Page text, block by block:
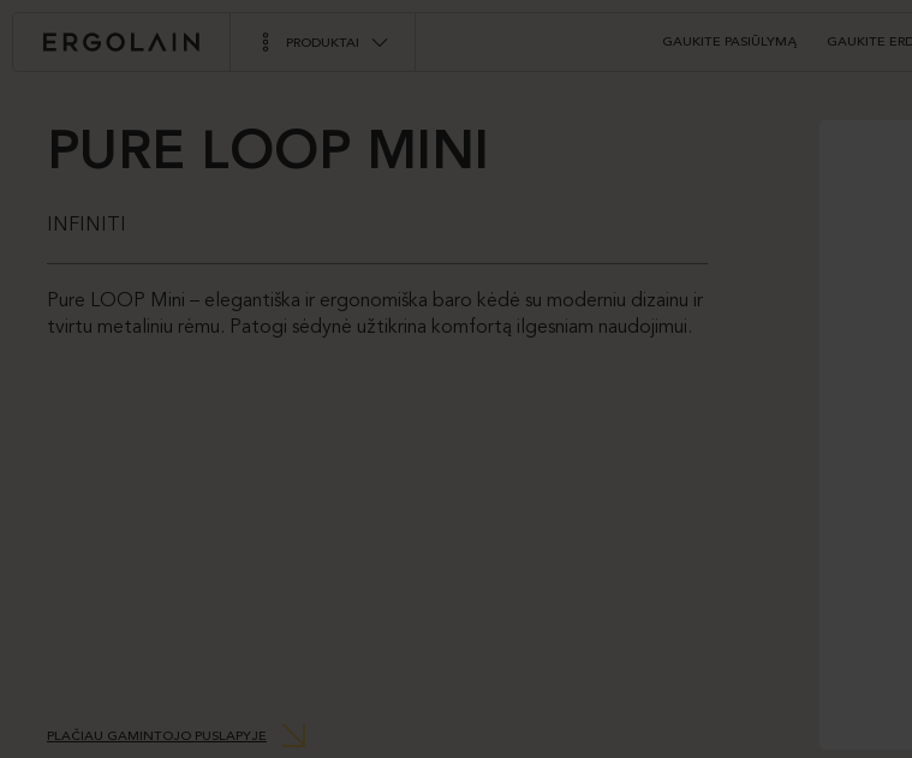
PRODUKTAI GAUKITE PASIŪLYMĄ GAUKITE
PURE LOOP MINI
INFINITI
Pure LOOP Mini – elegantiška ir ergonomiška baro kėdė su moderniu dizainu ir
tvirtu metaliniu rėmu. Patogi sėdynė užtikrina komfortą ilgesniam naudojimui.
PLAČIAU GAMINTOJO PUSLAPYJE